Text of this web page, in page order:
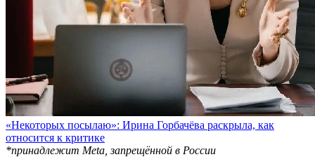
«Некоторых посылаю»: Ирина Горбачёва раскрыла, как
относится к критике
*принадлежит Meta, запрещённой в России